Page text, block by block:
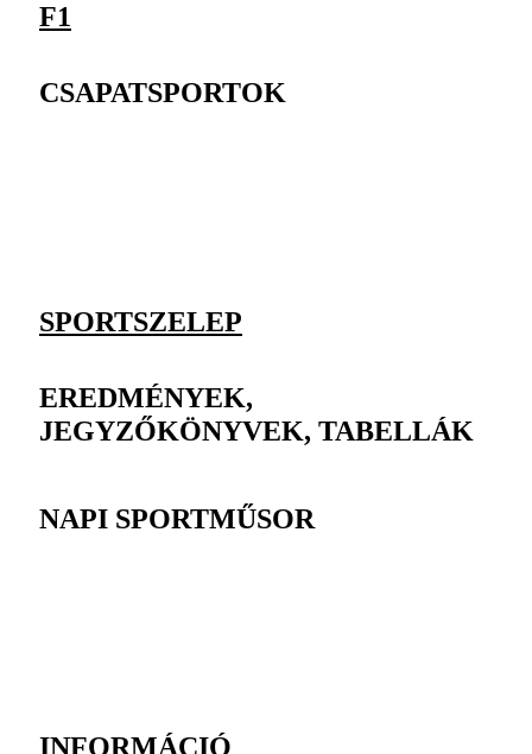
F1
CSAPATSPORTOK
SPORTSZELEP
EREDMÉNYEK,
JEGYZŐKÖNYVEK, TABELLÁK
NAPI SPORTMŰSOR
INFORMÁCIÓ